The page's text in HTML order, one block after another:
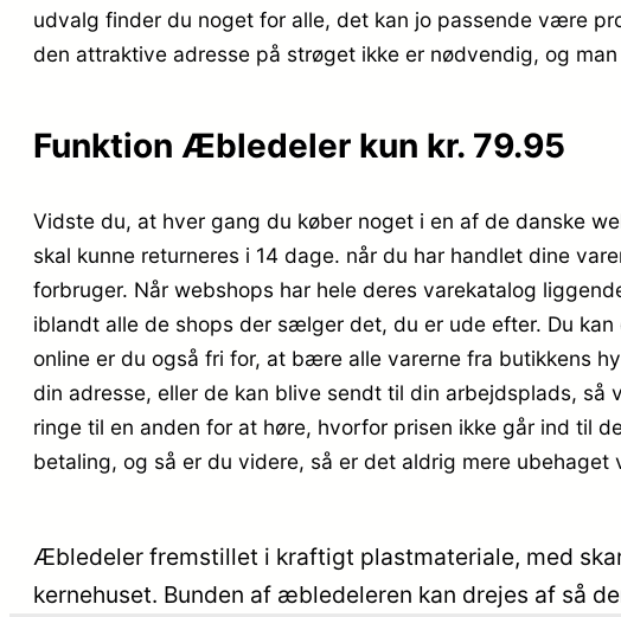
udvalg finder du noget for alle, det kan jo passende være
den attraktive adresse på strøget ikke er nødvendig, og
Funktion Æbledeler kun kr. 79.95
Vidste du, at hver gang du køber noget i en af de danske
skal kunne returneres i 14 dage. når du har handlet dine
forbruger. Når webshops har hele deres varekatalog
iblandt alle de shops der sælger det, du er ude efter. Du
online er du også fri for, at bære alle varerne fra butikkens
din adresse, eller de kan blive sendt til din arbejdsplads,
ringe til en anden for at høre, hvorfor prisen ikke går ind til
betaling, og så er du videre, så er det aldrig mere
Æbledeler fremstillet i kraftigt plastmateriale, med
kernehuset. Bunden af æbledeleren kan drejes af så